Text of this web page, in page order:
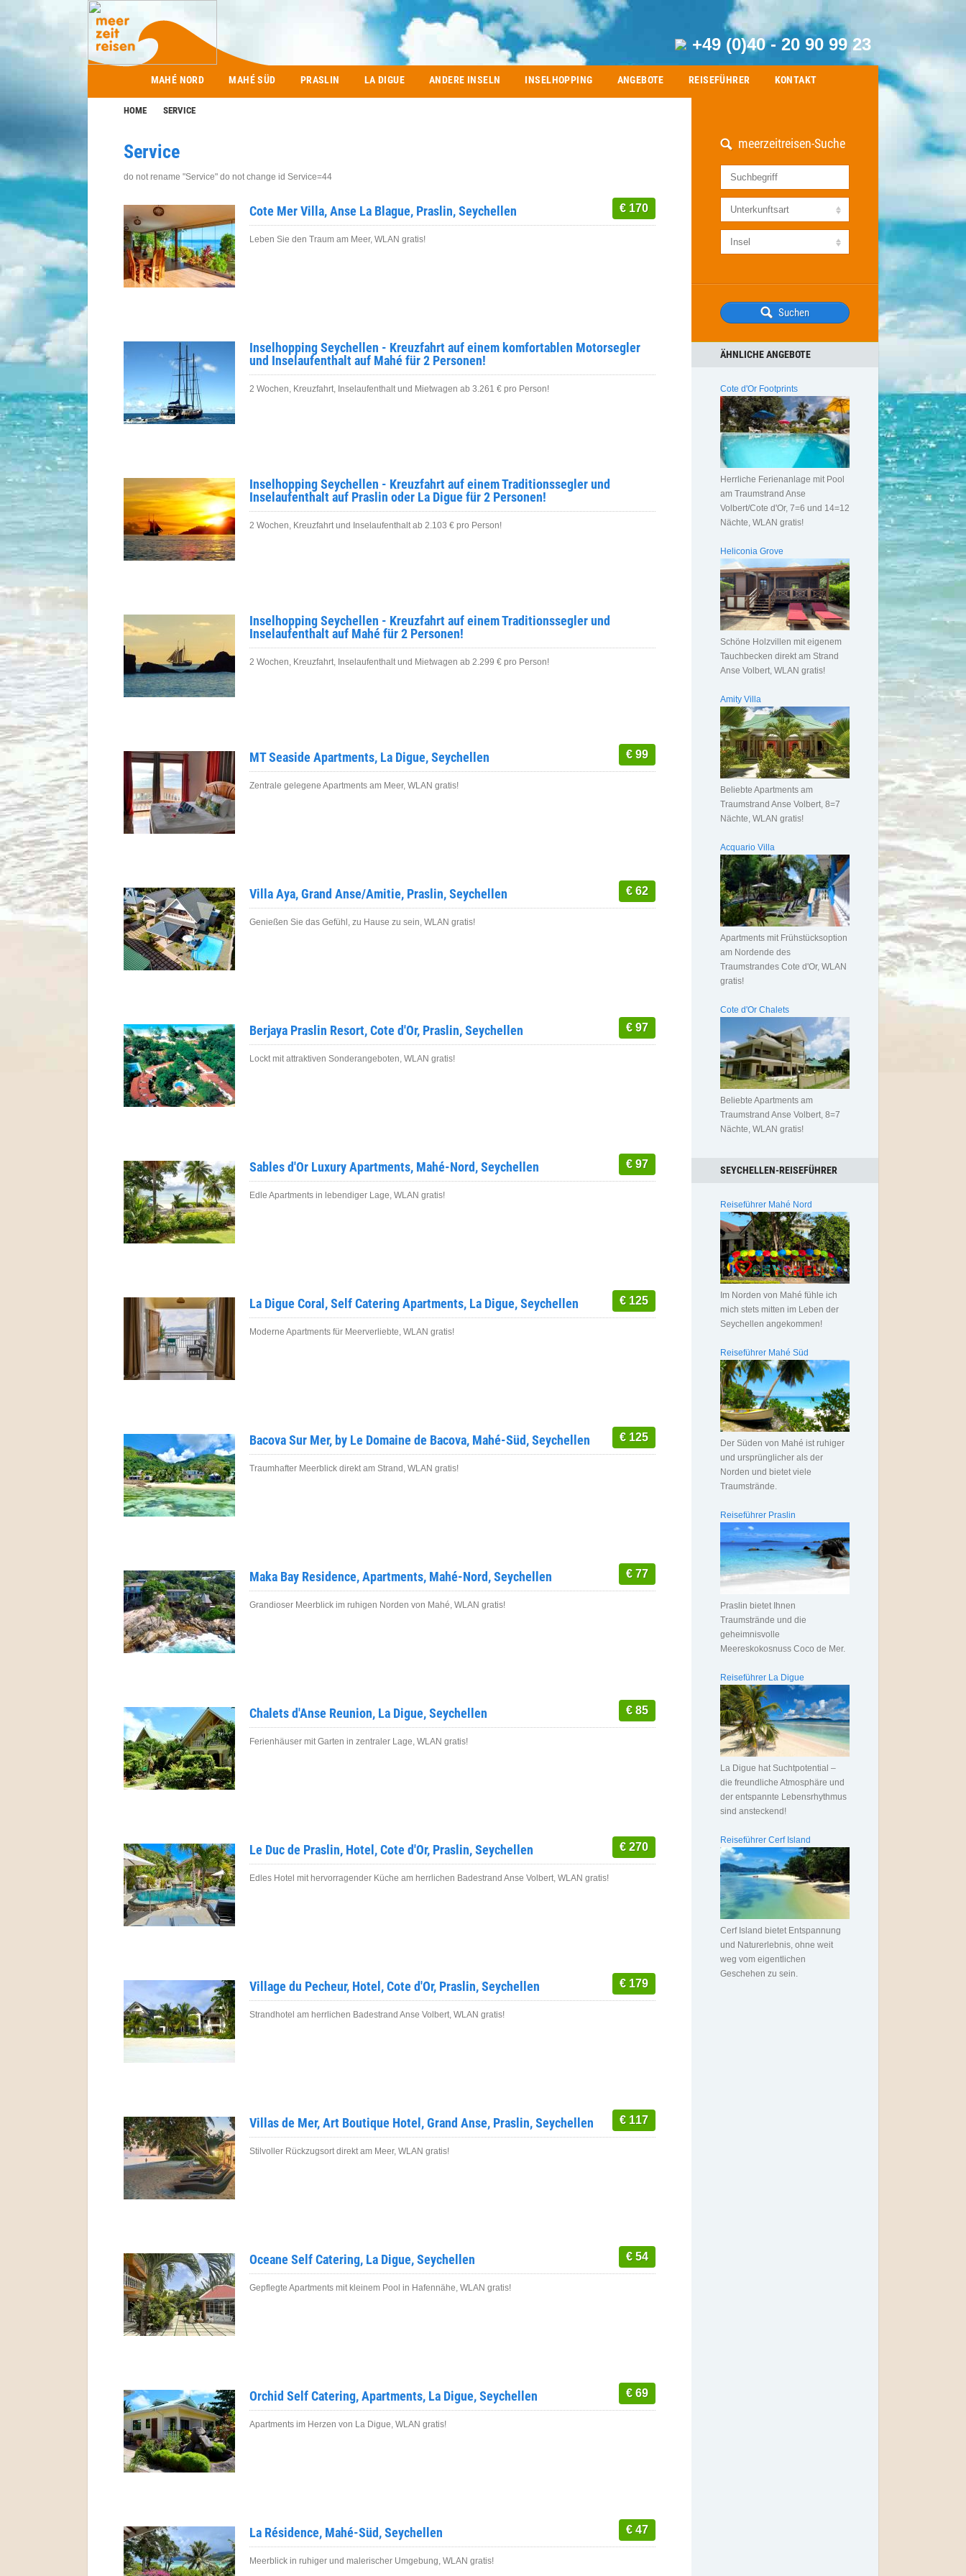
+49 (0)40 - 20 90 99 23
MAHÉ NORD MAHÉ SÜD PRASLIN LA DIGUE ANDERE INSELN INSELHOPPING ANGEBOTE REISEFÜHRER KONTAKT
HOME SERVICE
Service
do not rename "Service" do not change id Service=44
Cote Mer Villa, Anse La Blague, Praslin, Seychellen € 170
Leben Sie den Traum am Meer, WLAN gratis!
Inselhopping Seychellen - Kreuzfahrt auf einem komfortablen Motorsegler
und Inselaufenthalt auf Mahé für 2 Personen!
2 Wochen, Kreuzfahrt, Inselaufenthalt und Mietwagen ab 3.261 € pro Person!
Inselhopping Seychellen - Kreuzfahrt auf einem Traditionssegler und
Inselaufenthalt auf Praslin oder La Digue für 2 Personen!
2 Wochen, Kreuzfahrt und Inselaufenthalt ab 2.103 € pro Person!
Inselhopping Seychellen - Kreuzfahrt auf einem Traditionssegler und
Inselaufenthalt auf Mahé für 2 Personen!
2 Wochen, Kreuzfahrt, Inselaufenthalt und Mietwagen ab 2.299 € pro Person!
MT Seaside Apartments, La Digue, Seychellen € 99
Zentrale gelegene Apartments am Meer, WLAN gratis!
Villa Aya, Grand Anse/Amitie, Praslin, Seychellen € 62
Genießen Sie das Gefühl, zu Hause zu sein, WLAN gratis!
Berjaya Praslin Resort, Cote d'Or, Praslin, Seychellen € 97
Lockt mit attraktiven Sonderangeboten, WLAN gratis!
Sables d'Or Luxury Apartments, Mahé-Nord, Seychellen € 97
Edle Apartments in lebendiger Lage, WLAN gratis!
La Digue Coral, Self Catering Apartments, La Digue, Seychellen € 125
Moderne Apartments für Meerverliebte, WLAN gratis!
Bacova Sur Mer, by Le Domaine de Bacova, Mahé-Süd, Seychellen € 125
Traumhafter Meerblick direkt am Strand, WLAN gratis!
Maka Bay Residence, Apartments, Mahé-Nord, Seychellen € 77
Grandioser Meerblick im ruhigen Norden von Mahé, WLAN gratis!
Chalets d'Anse Reunion, La Digue, Seychellen € 85
Ferienhäuser mit Garten in zentraler Lage, WLAN gratis!
Le Duc de Praslin, Hotel, Cote d'Or, Praslin, Seychellen € 270
Edles Hotel mit hervorragender Küche am herrlichen Badestrand Anse Volbert, WLAN gratis!
Village du Pecheur, Hotel, Cote d'Or, Praslin, Seychellen € 179
Strandhotel am herrlichen Badestrand Anse Volbert, WLAN gratis!
Villas de Mer, Art Boutique Hotel, Grand Anse, Praslin, Seychellen € 117
Stilvoller Rückzugsort direkt am Meer, WLAN gratis!
Oceane Self Catering, La Digue, Seychellen € 54
Gepflegte Apartments mit kleinem Pool in Hafennähe, WLAN gratis!
Orchid Self Catering, Apartments, La Digue, Seychellen € 69
Apartments im Herzen von La Digue, WLAN gratis!
La Résidence, Mahé-Süd, Seychellen € 47
Meerblick in ruhiger und malerischer Umgebung, WLAN gratis!
meerzeitreisen-Suche
ÄHNLICHE ANGEBOTE
Cote d'Or Footprints
Herrliche Ferienanlage mit Pool
am Traumstrand Anse
Volbert/Cote d'Or, 7=6 und 14=12
Nächte, WLAN gratis!
Heliconia Grove
Schöne Holzvillen mit eigenem
Tauchbecken direkt am Strand
Anse Volbert, WLAN gratis!
Amity Villa
Beliebte Apartments am
Traumstrand Anse Volbert, 8=7
Nächte, WLAN gratis!
Acquario Villa
Apartments mit Frühstücksoption
am Nordende des
Traumstrandes Cote d'Or, WLAN
gratis!
Cote d'Or Chalets
Beliebte Apartments am
Traumstrand Anse Volbert, 8=7
Nächte, WLAN gratis!
SEYCHELLEN-REISEFÜHRER
Reiseführer Mahé Nord
Im Norden von Mahé fühle ich
mich stets mitten im Leben der
Seychellen angekommen!
Reiseführer Mahé Süd
Der Süden von Mahé ist ruhiger
und ursprünglicher als der
Norden und bietet viele
Traumstrände.
Reiseführer Praslin
Praslin bietet Ihnen
Traumstrände und die
geheimnisvolle
Meereskokosnuss Coco de Mer.
Reiseführer La Digue
La Digue hat Suchtpotential –
die freundliche Atmosphäre und
der entspannte Lebensrhythmus
sind ansteckend!
Reiseführer Cerf Island
Cerf Island bietet Entspannung
und Naturerlebnis, ohne weit
weg vom eigentlichen
Geschehen zu sein.